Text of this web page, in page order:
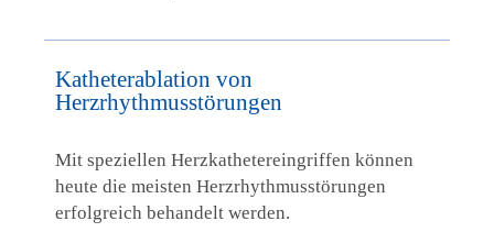
Katheterablation von
Herzrhythmusstörungen
Mit speziellen Herzkathetereingriffen können
heute die meisten Herzrhythmusstörungen
erfolgreich behandelt werden.